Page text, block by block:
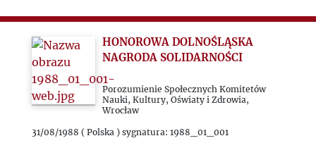
1990
HONOROWA DOLNOŚLĄSKA
NAGRODA SOLIDARNOŚCI
Porozumienie Społecznych Komitetów
Nauki, Kultury, Oświaty i Zdrowia,
Wrocław
31/08/1988 ( Polska ) sygnatura: 1988_01_001